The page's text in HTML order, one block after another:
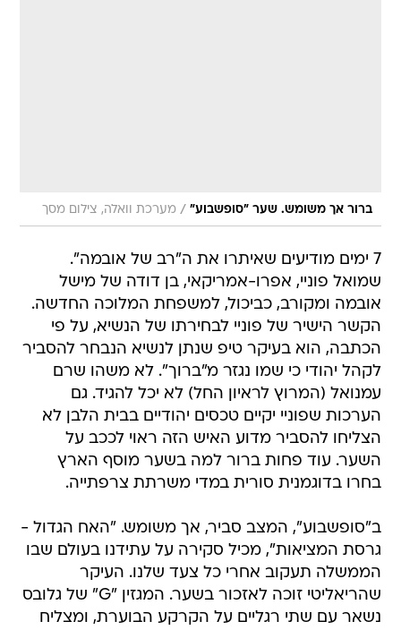
ברור אך משומש. שער "סופשבוע" / מערכת וואלה, צילום מסך
7 ימים מודיעים שאיתרו את ה"רב של אובמה".
שמואל פוניי, אפרו-אמריקאי, בן דודה של מישל
אובמה ומקורב, כביכול, למשפחת המלוכה החדשה.
הקשר הישיר של פוניי לבחירתו של הנשיא, על פי
הכתבה, הוא בעיקר טיפ שנתן לנשיא הנבחר להסביר
לקהל יהודי כי שמו נגזר מ"ברוך". לא משהו שרם
עמנואל (המרוץ לראיון החל) לא יכל להגיד. גם
הערכות שפוניי יקיים טכסים יהודיים בבית הלבן לא
הצליחו להסביר מדוע האיש הזה ראוי לככב על
השער. עוד פחות ברור למה בשער מוסף הארץ
בחרו בדוגמנית סורית במדי משרתת צרפתייה.
ב"סופשבוע", המצב סביר, אך משומש. "האח הגדול -
גרסת המציאות", מכיל סקירה על עתידנו בעולם שבו
הממשלה תעקוב אחרי כל צעד שלנו. העיקר
שהריאליטי זוכה לאזכור בשער. המגזין "G" של גלובס
נשאר עם שתי רגליים על הקרקע הבוערת, ומצליח